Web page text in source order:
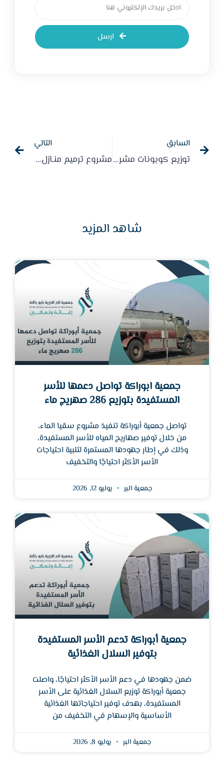
ارسل
السابق
توزيع كوبونات مشروع سقـيا الماء على المستفيدين 1445هـ – 2023م
التالي
مشروع ترميم منـازل المسـتفيدين لعام 2023م
شاهد المزيد
جمعية ابوراكة تواصل دعمها للأسر
المستفيدة بتوزيع 286 صهريج ماء
تواصل جمعية أبوراكة تنفيذ مشروع سقيا الماء،
من خلال توفير صهاريج المياه للأسر المستفيدة،
وذلك في إطار جهودها المستمرة لتلبية احتياجات
الأسر الأكثر احتياجًا والتخفيف
جمعية البر يوليو 12, 2026
جمعية أبوراكة تدعم الأسر المستفيدة
بتوفير السلال الغذائية
ضمن جهودها في دعم الأسر الأكثر احتياجًا، واصلت
جمعية أبوراكة توزيع السلال الغذائية على الأسر
المستفيدة، بهدف توفير احتياجاتها الغذائية
الأساسية والإسهام في التخفيف من
جمعية البر يوليو 8, 2026